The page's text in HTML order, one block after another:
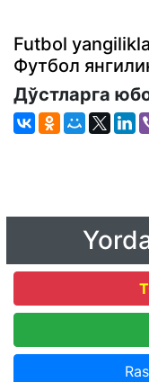
Futbol
Футбол
Дўстларга